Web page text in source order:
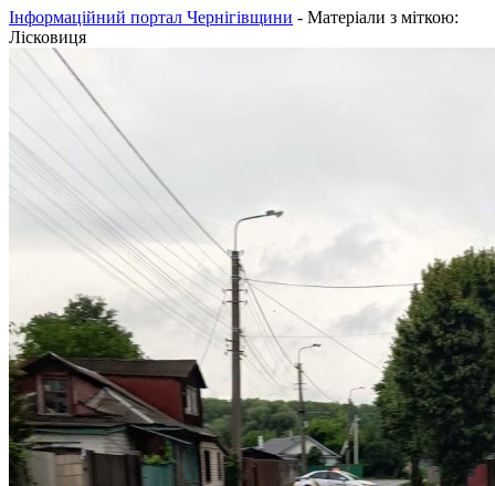
Інформаційний портал Чернігівщини - Матеріали з міткою:
Лісковиця